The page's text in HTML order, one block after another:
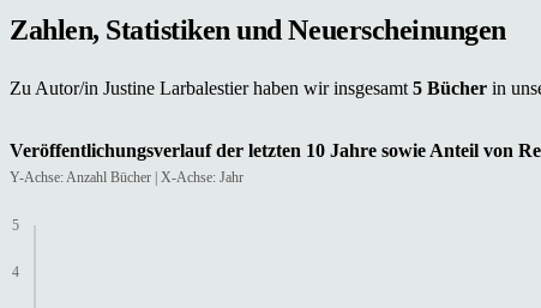
Zahlen, Statistiken und Neuerscheinungen
Zu Autor/in Justine Larbalestier haben wir insgesamt 5 Bücher in
Veröffentlichungsverlauf der letzten 10 Jahre sowie Anteil von
Y-Achse: Anzahl Bücher | X-Achse: Jahr
4
5